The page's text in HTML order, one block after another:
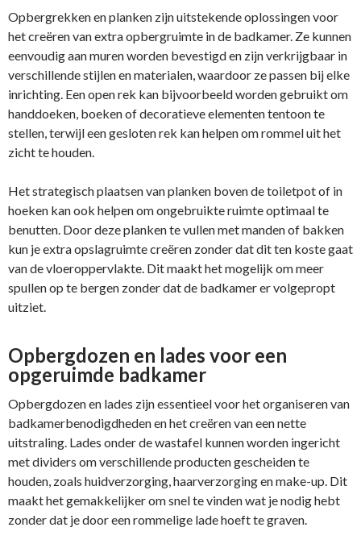
Opbergrekken en planken zijn uitstekende oplossingen voor
het creëren van extra opbergruimte in de badkamer. Ze kunnen
eenvoudig aan muren worden bevestigd en zijn verkrijgbaar in
verschillende stijlen en materialen, waardoor ze passen bij elke
inrichting. Een open rek kan bijvoorbeeld worden gebruikt om
handdoeken, boeken of decoratieve elementen tentoon te
stellen, terwijl een gesloten rek kan helpen om rommel uit het
zicht te houden.
Het strategisch plaatsen van planken boven de toiletpot of in
hoeken kan ook helpen om ongebruikte ruimte optimaal te
benutten. Door deze planken te vullen met manden of bakken
kun je extra opslagruimte creëren zonder dat dit ten koste gaat
van de vloeroppervlakte. Dit maakt het mogelijk om meer
spullen op te bergen zonder dat de badkamer er volgepropt
uitziet.
Opbergdozen en lades voor een
opgeruimde badkamer
Opbergdozen en lades zijn essentieel voor het organiseren van
badkamerbenodigdheden en het creëren van een nette
uitstraling. Lades onder de wastafel kunnen worden ingericht
met dividers om verschillende producten gescheiden te
houden, zoals huidverzorging, haarverzorging en make-up. Dit
maakt het gemakkelijker om snel te vinden wat je nodig hebt
zonder dat je door een rommelige lade hoeft te graven.